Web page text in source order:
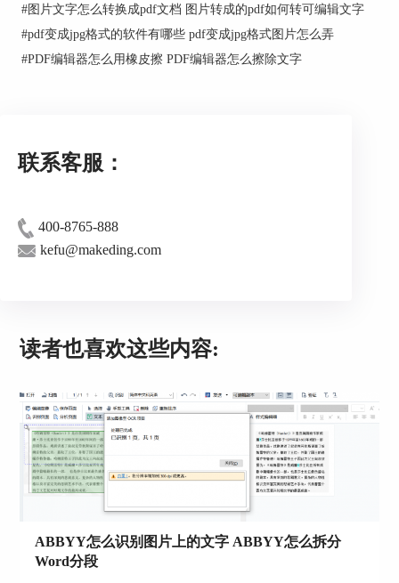
图2：OCR编辑器
如图3所示，右侧为软件识别结果，可以看
与原图接近一致。
确认识别结果无误后，如图4所示，即可使用
顶部的保存功能，将识别结果保存为excel表格。
#图片文字怎么转换成pdf文档 图片转成的pdf如何转可编辑文字
#pdf变成jpg格式的软件有哪些 pdf变成jpg格式图片怎么弄
#PDF编辑器怎么用橡皮擦 PDF编辑器怎么擦除文字
联系客服：
400-8765-888
kefu@makeding.com
读者也喜欢这些内容:
ABBYY怎么识别图片上的文字 ABBYY怎么拆分
Word分段